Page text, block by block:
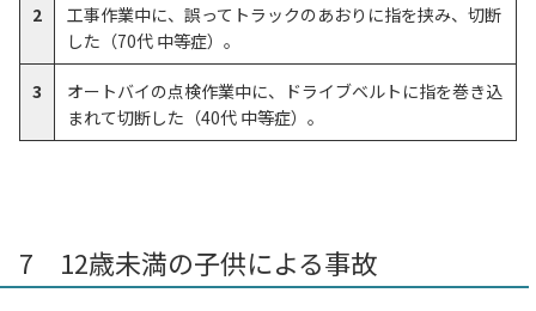
2
工事作業中に、誤ってトラックのあおりに指を挟み、切断
した（70代 中等症）。
3
オートバイの点検作業中に、ドライブベルトに指を巻き込
まれて切断した（40代 中等症）。
7 12歳未満の子供による事故